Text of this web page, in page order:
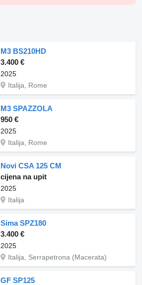
M3 BS210HD
3.400 €
2025
Italija, Rome
M3 SPAZZOLA
950 €
2025
Italija, Rome
Novi CSA 125 CM
cijena na upit
2025
Italija
Sima SPZ180
3.400 €
2025
Italija, Serrapetrona (Macerata)
GF SP125